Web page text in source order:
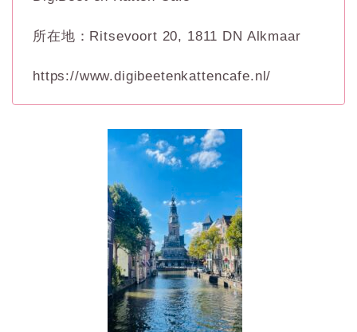
所在地：Ritsevoort 20, 1811 DN Alkmaar
https://www.digibeetenkattencafe.nl/